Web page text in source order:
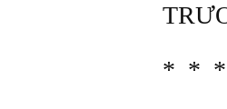
* * *